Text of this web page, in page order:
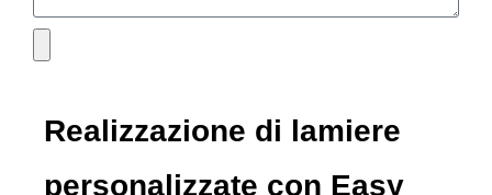
Realizzazione di lamiere
personalizzate con Easy